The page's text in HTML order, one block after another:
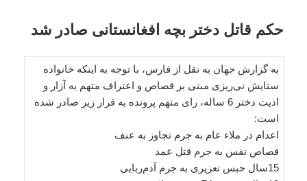
حکم قاتل دختر بچه افغانستانی صادر شد
به گزارش جهان به نقل از فارس، با توجه به اینکه خانواده
ستایش نی‌ریزی مبنی بر قصاص و اعتراف متهم به آزار و
اذیت دختر 6 ساله، رای متهم پرونده به قرار زیر صادر شده
است:
اعدام در ملاء عام به جرم تجاوز به عنف
قصاص نفس به جرم قتل عمد
15سال حبس تعزیری به جرم آدم‌ربایی